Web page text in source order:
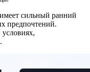
сильный ранний
предпочтений.
условиях,